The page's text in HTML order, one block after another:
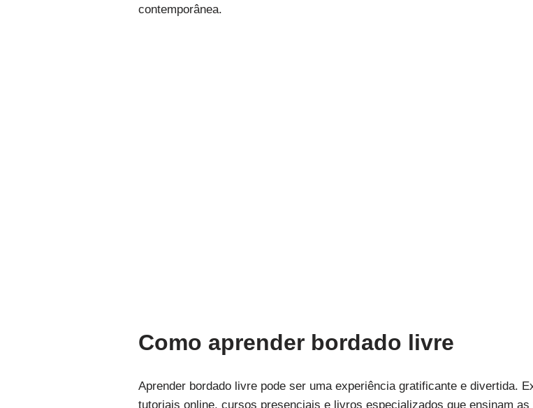
contemporânea.
Como aprender bordado livre
Aprender bordado livre pode ser uma experiência gratificante e divertida.
tutoriais online, cursos presenciais e livros especializados que ensinam